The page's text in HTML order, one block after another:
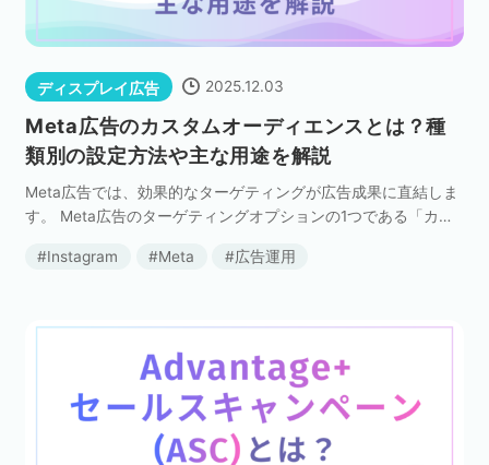
セミナー
お問い合わせ
ディスプレイ広告 2025.12.03
Meta広告のカスタムオーディエンスとは？種
類別の設定方法や主な用途を解説
Meta広告では、効果的なターゲティングが広告成果に直結しま
す。 Meta広告のターゲティングオプションの1つである「カス
広告を届けられる強力な手法です。 本記事で […]
Instagram Meta 広告運用